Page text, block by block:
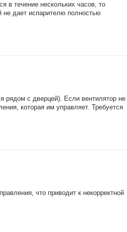
в течение нескольких часов, то
не дает испарителю полностью
рядом с дверцей). Если вентилятор не
которая им управляет. Требуется
что приводит к некорректной